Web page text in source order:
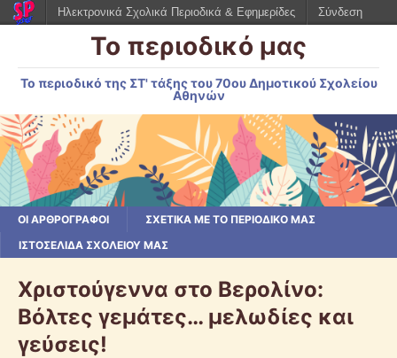
Το περιοδικό μας
Το περιοδικό της ΣΤ' τάξης του 70ου Δημοτικού Σχολείου
Αθηνών
ΟΙ ΑΡΘΡΟΓΡΆΦΟΙ
ΣΧΕΤΙΚΆ ΜΕ ΤΟ ΠΕΡΙΟΔΙΚΌ ΜΑΣ
ΙΣΤΟΣΕΛΊΔΑ ΣΧΟΛΕΊΟΥ ΜΑΣ
Χριστούγεννα στο Βερολίνο:
Βόλτες γεμάτες… μελωδίες και
γεύσεις!
Ηλεκτρονικά Σχολικά Περιοδικά & Εφημερίδες Σύνδεση